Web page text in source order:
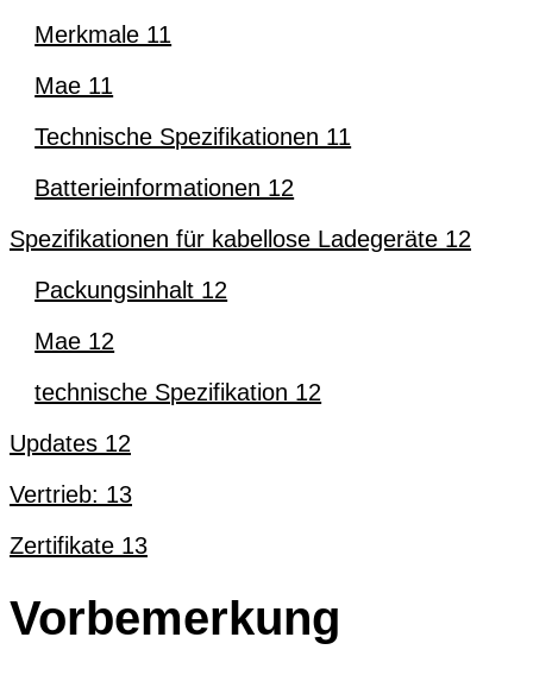
Merkmale 11
Mae 11
Technische Spezifikationen 11
Batterieinformationen 12
Spezifikationen für kabellose Ladegeräte 12
Packungsinhalt 12
Mae 12
technische Spezifikation 12
Updates 12
Vertrieb: 13
Zertifikate 13
Vorbemerkung